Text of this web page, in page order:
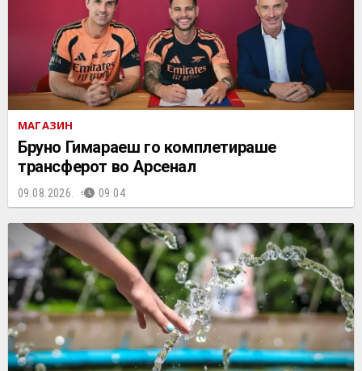
МАГАЗИН
Бруно Гимараеш го комплетираше
трансферот во Арсенал
09.08.2026. 09:04